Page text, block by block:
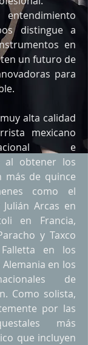
distingue a
en
un futuro de
para
alta calidad
mexicano
e
al obtener los
más de quince
como el
Arcas en
en Francia,
y Taxco
en los
en los
de
Como solista,
por las
más
que incluyen